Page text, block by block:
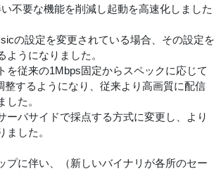
不要な機能を削減し起動を高速化しました
の設定を変更されている場合、その設定を
ようになりました。
を従来の1Mbps固定からスペックに応じて
整するようになり、従来より高画質に配信
した。
ーバサイドで採点する方式に変更し、より
ました。
プに伴い、（新しいバイナリが各所のセー